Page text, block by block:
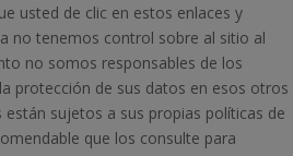
usted de clic en estos enlaces y
no tenemos control sobre al sitio al
no somos responsables de los
protección de sus datos en esos otros
sujetos a sus propias políticas de
que los consulte para